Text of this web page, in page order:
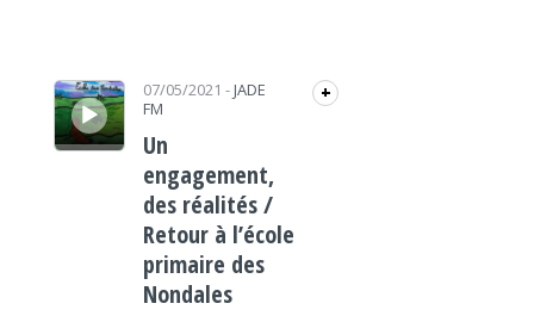
Lecteur audio 07/05/2021 - JADE
FM
+
Un
engagement,
des réalités /
Retour à l’école
primaire des
Nondales